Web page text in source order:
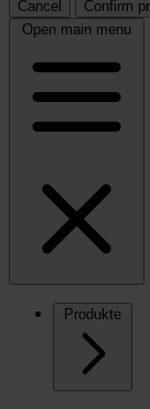
Cancel
Confirm
Open main menu
Produkte